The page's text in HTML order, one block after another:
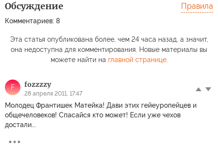
Обсуждение
Комментариев: 8
Правила
Эта статья опубликована более, чем 24 часа назад, а значит,
она недоступна для комментирования. Новые материалы вы
можете найти на главной странице.
F fozzzzy
28 апреля 2011, 17:47
Молодец Франтишек Матейка! Дави этих гейеуропейцев и
общечеловеков! Спасайся кто может! Если уже чехов
достали...